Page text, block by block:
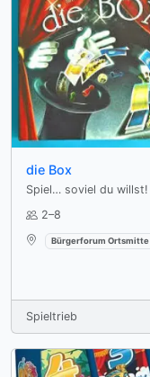
die Box
Spiel… soviel du willst!
2–8
Verfügbar an:
Bürgerforum Ortsmitte
Spieltrieb